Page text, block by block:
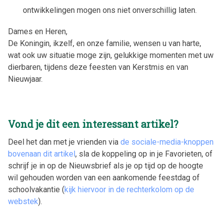
ontwikkelingen mogen ons niet onverschillig laten.
Dames en Heren,
De Koningin, ikzelf, en onze familie, wensen u van harte,
wat ook uw situatie moge zijn, gelukkige momenten met uw
dierbaren, tijdens deze feesten van Kerstmis en van
Nieuwjaar.
Vond je dit een interessant artikel?
Deel het dan met je vrienden via de sociale-media-knoppen
bovenaan dit artikel, sla de koppeling op in je Favorieten, of
schrijf je in op de Nieuwsbrief als je op tijd op de hoogte
wil gehouden worden van een aankomende feestdag of
schoolvakantie (kijk hiervoor in de rechterkolom op de
webstek).